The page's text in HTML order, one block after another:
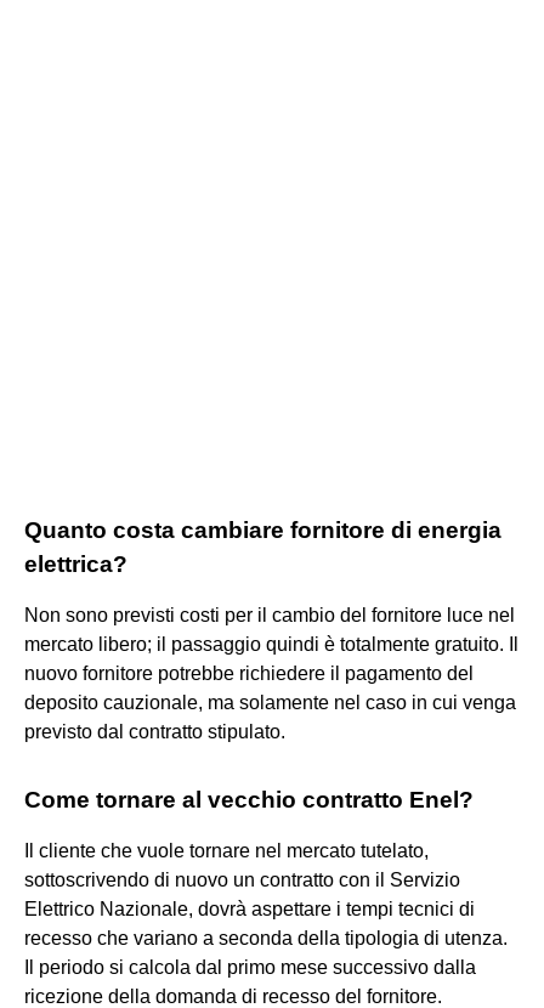
Quanto costa cambiare fornitore di energia
elettrica?
Non sono previsti costi per il cambio del fornitore luce nel
mercato libero; il passaggio quindi è totalmente gratuito. Il
nuovo fornitore potrebbe richiedere il pagamento del
deposito cauzionale, ma solamente nel caso in cui venga
previsto dal contratto stipulato.
Come tornare al vecchio contratto Enel?
Il cliente che vuole tornare nel mercato tutelato,
sottoscrivendo di nuovo un contratto con il Servizio
Elettrico Nazionale, dovrà aspettare i tempi tecnici di
recesso che variano a seconda della tipologia di utenza.
Il periodo si calcola dal primo mese successivo dalla
ricezione della domanda di recesso del fornitore.